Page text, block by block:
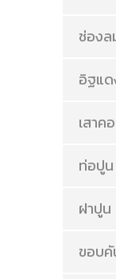
ช่องล
อิฐแ
เสาค
ท่อปูน
ฝาปูน
ขอบ